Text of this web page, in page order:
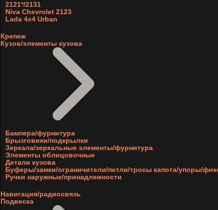
2121*/2131
Niva Chevrolet 2123
Lada 4x4 Urban
Крепеж
Кузов/элементы кузова
Бампера/фурнитура
Брызговики/подкрылки
Зеркала/зеркальные элементы/фурнитура
Элементы облицовочные
Детали кузова
Буферы/замки/ограничители/петли/тросы капота/упоры/
Ручки наружные/принадлежности
Навигация/радиосвязь
Подвеска